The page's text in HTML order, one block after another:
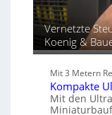
ü
r
d
e
P
r
Vernetzte
Koenig &
Mit 3 Metern
Kompakte
Mit den